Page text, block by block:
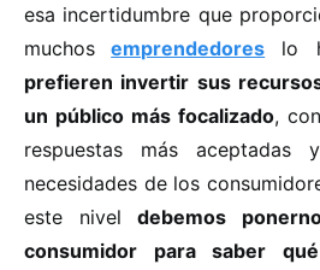
esa incertidumbre que
muchos
emprendedores lo
prefieren invertir sus
un público más focalizado,
respuestas más
necesidades de los
este niveldebemos
consumidor para saber